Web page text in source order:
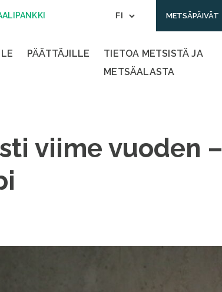
METSÄPÄIVÄT
PÄÄTTÄJILLE
TIETOA METSISTÄ JA
METSÄALASTA
viime vuoden –